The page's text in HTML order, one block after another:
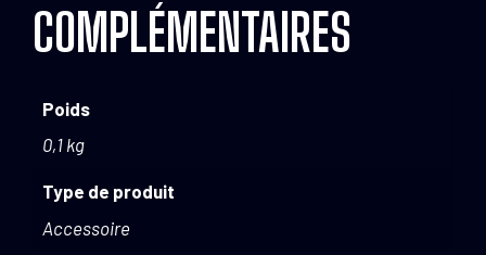
COMPLÉMENTAIRES
Poids
0,1 kg
Type de produit
Accessoire